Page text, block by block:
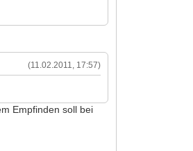
(11.02.2011, 17:57)
Empfinden soll bei